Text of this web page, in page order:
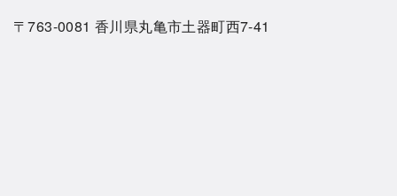
〒763-0081 香川県丸亀市土器町西7-41